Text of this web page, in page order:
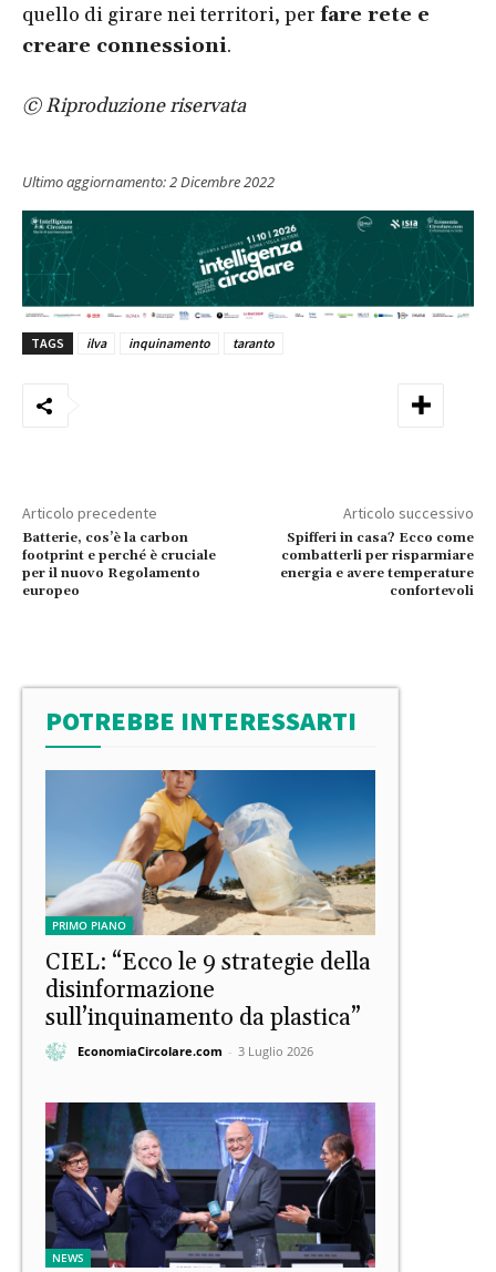
quello di girare nei territori, per fare rete e
creare connessioni.
© Riproduzione riservata
Ultimo aggiornamento:2 Dicembre 2022
TAGS ilva inquinamento taranto
Articolo precedente
Batterie, cos’è la carbon
footprint e perché è cruciale
per il nuovo Regolamento
europeo
Articolo successivo
Spifferi in casa? Ecco come
combatterli per risparmiare
energia e avere temperature
confortevoli
POTREBBE INTERESSARTI
PRIMO PIANO
CIEL: “Ecco le 9 strategie della
disinformazione
sull’inquinamento da plastica”
EconomiaCircolare.com - 3 Luglio 2026
NEWS